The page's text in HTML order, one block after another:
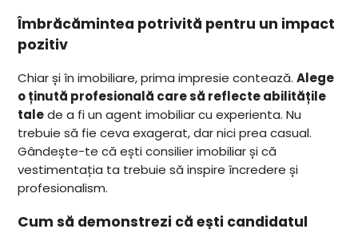
Îmbrăcămintea potrivită pentru un impact
pozitiv
Chiar și în imobiliare, prima impresie contează.Alege
o ținută profesională care să reflecte abilitățile
talede a fi un agent imobiliar cu experienta. Nu
trebuie să fie ceva exagerat, dar nici prea casual.
Gândește-te că ești consilier imobiliar și că
vestimentația ta trebuie să inspire încredere și
profesionalism.
Cum să demonstrezi că ești candidatul